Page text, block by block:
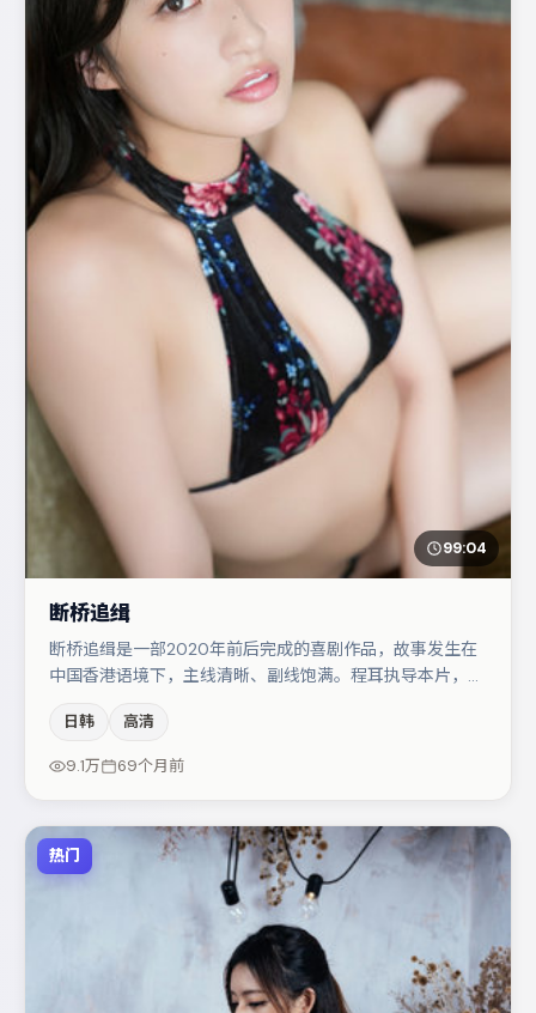
99:04
断桥追缉
断桥追缉是一部2020年前后完成的喜剧作品，故事发生在
中国香港语境下，主线清晰、副线饱满。程耳执导本片，在
当。刘亦菲与张子枫的对手戏构成全片情感锚点，于和伟则
以细节塑造推动谜题层层揭开。若你偏爱强类型与清晰主
线，这部作品值得关注。
日韩 高清
9.1万 69个月前
热门